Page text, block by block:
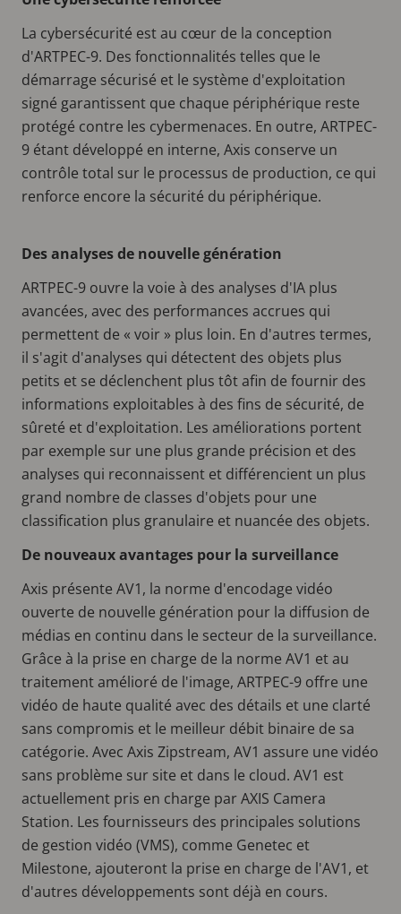
La cybersécurité est au cœur de la conception
d'ARTPEC-9. Des fonctionnalités telles que le
démarrage sécurisé et le système d'exploitation
signé garantissent que chaque périphérique reste
protégé contre les cybermenaces. En outre, ARTPEC-
9 étant développé en interne, Axis conserve un
contrôle total sur le processus de production, ce qui
renforce encore la sécurité du périphérique.
Des analyses de nouvelle génération
ARTPEC-9 ouvre la voie à des analyses d'IA plus
avancées, avec des performances accrues qui
permettent de « voir » plus loin. En d'autres termes,
il s'agit d'analyses qui détectent des objets plus
petits et se déclenchent plus tôt afin de fournir des
informations exploitables à des fins de sécurité, de
sûreté et d'exploitation. Les améliorations portent
par exemple sur une plus grande précision et des
analyses qui reconnaissent et différencient un plus
grand nombre de classes d'objets pour une
classification plus granulaire et nuancée des objets.
De nouveaux avantages pour la surveillance
Axis présente AV1, la norme d'encodage vidéo
ouverte de nouvelle génération pour la diffusion de
médias en continu dans le secteur de la surveillance.
Grâce à la prise en charge de la norme AV1 et au
traitement amélioré de l'image, ARTPEC-9 offre une
vidéo de haute qualité avec des détails et une clarté
sans compromis et le meilleur débit binaire de sa
catégorie. Avec Axis Zipstream, AV1 assure une vidéo
sans problème sur site et dans le cloud. AV1 est
actuellement pris en charge par AXIS Camera
Station. Les fournisseurs des principales solutions
de gestion vidéo (VMS), comme Genetec et
Milestone, ajouteront la prise en charge de l'AV1, et
d'autres développements sont déjà en cours.